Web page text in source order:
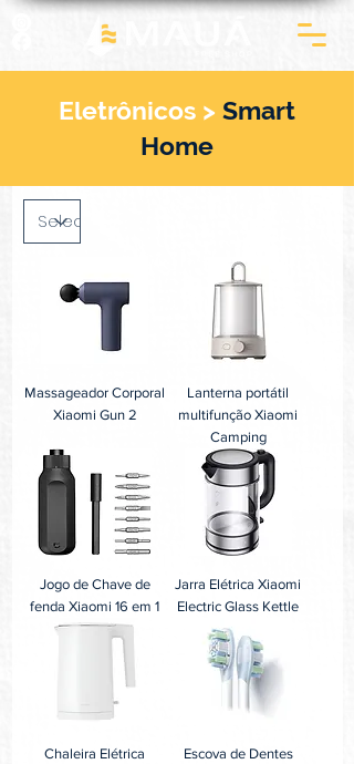
Eletrônicos > Smart
Home
Massageador Corporal
Xiaomi Gun 2
Lanterna portátil
multifunção Xiaomi
Camping
Jogo de Chave de
fenda Xiaomi 16 em 1
Jarra Elétrica Xiaomi
Electric Glass Kettle
Chaleira Elétrica
Escova de Dentes